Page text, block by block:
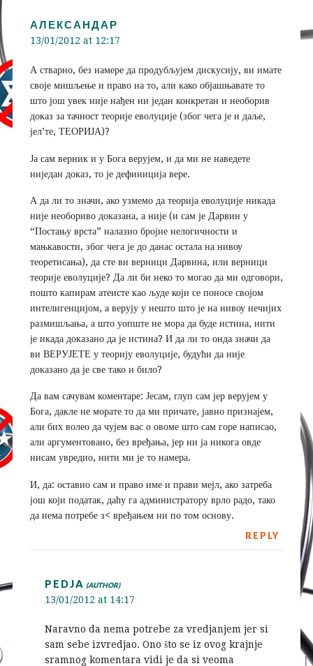
АЛЕКСАНДАР
13/01/2012 at 12:17
А стварно, без намере да продубљујем дискусију, ви имате
своје мишљење и право на то, али како објашњавате то
што још увек није нађен ни један конкретан и необорив
доказ за тачност теорије еволуције (због чега је и даље,
јел’те, ТЕОРИЈА)?
Ја сам верник и у Бога верујем, и да ми не наведете
ниједан доказ, то је дефиниција вере.
А да ли то значи, ако узмемо да теорија еволуције никада
није необориво доказана, а није (и сам је Дарвин у
“Постању врста” налазио бројне нелогичности и
мањкавости, због чега је до данас остала на нивоу
теоретисања), да сте ви верници Дарвина, или верници
теорије еволуције? Да ли би неко то могао да ми одговори,
пошто капирам атеисте као људе који се поносе својом
интелигенцијом, а верују у нешто што је на нивоу нечијих
размишљања, а што уопште не мора да буде истина, нити
је икада доказано да је истина? И да ли то онда значи да
ви ВЕРУЈЕТЕ у теорију еволуције, будући да није
доказано да је све тако и било?
Да вам сачувам коментаре: Јесам, глуп сам јер верујем у
Бога, дакле не морате то да ми причате, јавно признајем,
али бих волео да чујем вас о овоме што сам горе написао,
али аргументовано, без вређања, јер ни ја никога овде
нисам увредио, нити ми је то намера.
И, да: оставио сам и право име и прави мејл, ако затреба
још који податак, даћу га администратору врло радо, тако
да нема потребе з< вређањем ни по том основу.
REPLY
PEDJA
13/01/2012 at 14:17
Naravno da nema potrebe za vredjanjem jer si
sam sebe izvredjao. Ono što se iz ovog krajnje
sramnog komentara vidi je da si veoma